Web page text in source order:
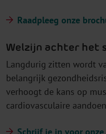
Raadpleeg onze
Welzijn achter het
Langdurig zitten wordt
belangrijk
verhoogt de kans op
cardiovasculaire
Schrijf je in voor